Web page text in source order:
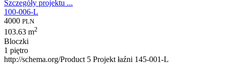
Szczegóły projektu ...
100-006-L
4000 PLN
103.63 m2
Bloczki
1 piętro
http://schema.org/Product 5 Projekt łaźni 145-001-L